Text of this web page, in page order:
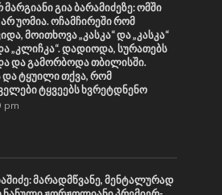
მარგიანი გია ბარამიძეზე: ომში
არ უომია. ოჩამჩირეში რომ
მოითხოვა „კასკა“ და „კასკა“
„კლიჩკა“. დადიოდა, სურათებს
და გამორბოდა თბილისში.
და ტყუილი თქვა, რომ
ტყვეებს ხვრეტდნენო
pm
მარადმწვანე, მენტალურად